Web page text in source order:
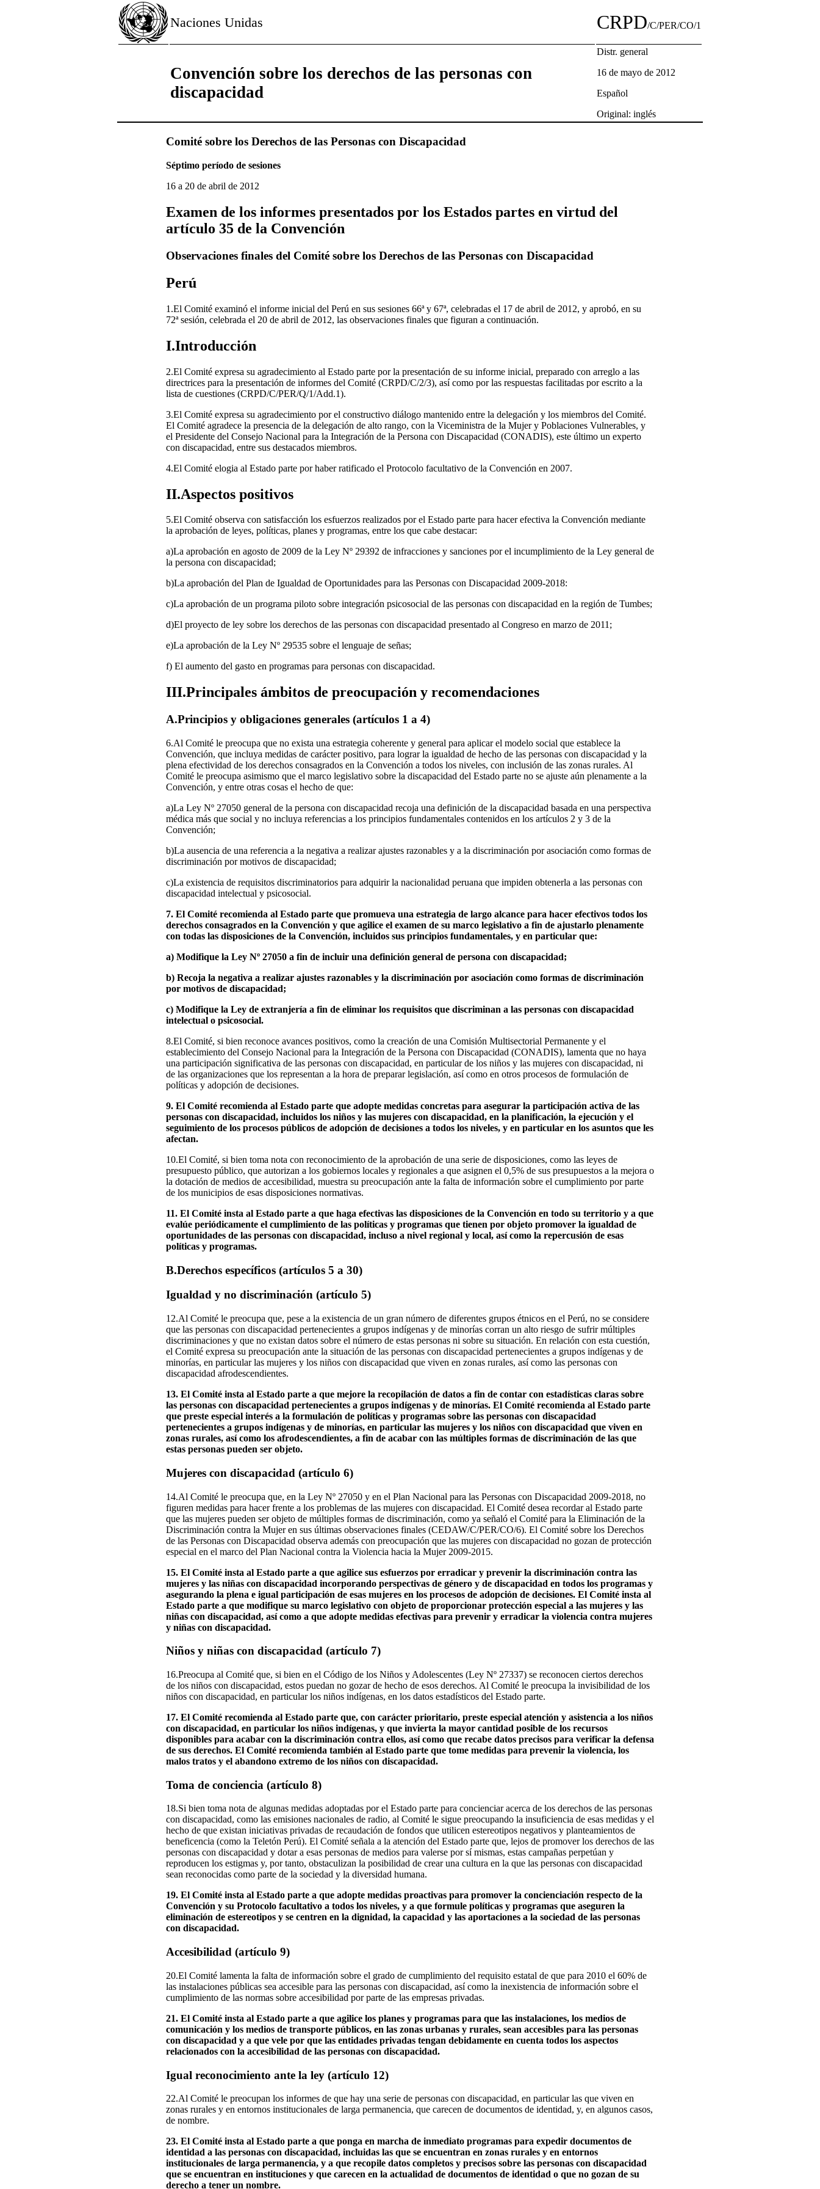
Naciones Unidas CRPD/C/PER/CO/1
Convención sobre los derechos de las personas con
discapacidad
Distr. general
16 de mayo de 2012
Español
Original: inglés
Comité sobre los Derechos de las Personas con Discapacidad
Séptimo período de sesiones
16 a 20 de abril de 2012
Examen de los informes presentados por los Estados partes en virtud del
artículo 35 de la Convención
Observaciones finales del Comité sobre los Derechos de las Personas con Discapacidad
Perú
1.El Comité examinó el informe inicial del Perú en sus sesiones 66ª y 67ª, celebradas el 17 de abril de 2012, y aprobó, en su
72ª sesión, celebrada el 20 de abril de 2012, las observaciones finales que figuran a continuación.
I.Introducción
2.El Comité expresa su agradecimiento al Estado parte por la presentación de su informe inicial, preparado con arreglo a las
directrices para la presentación de informes del Comité (CRPD/C/2/3), así como por las respuestas facilitadas por escrito a la
lista de cuestiones (CRPD/C/PER/Q/1/Add.1).
3.El Comité expresa su agradecimiento por el constructivo diálogo mantenido entre la delegación y los miembros del Comité.
El Comité agradece la presencia de la delegación de alto rango, con la Viceministra de la Mujer y Poblaciones Vulnerables, y
el Presidente del Consejo Nacional para la Integración de la Persona con Discapacidad (CONADIS), este último un experto
con discapacidad, entre sus destacados miembros.
4.El Comité elogia al Estado parte por haber ratificado el Protocolo facultativo de la Convención en 2007.
II.Aspectos positivos
5.El Comité observa con satisfacción los esfuerzos realizados por el Estado parte para hacer efectiva la Convención mediante
la aprobación de leyes, políticas, planes y programas, entre los que cabe destacar:
a)La aprobación en agosto de 2009 de la Ley Nº 29392 de infracciones y sanciones por el incumplimiento de la Ley general de
la persona con discapacidad;
b)La aprobación del Plan de Igualdad de Oportunidades para las Personas con Discapacidad 2009-2018:
c)La aprobación de un programa piloto sobre integración psicosocial de las personas con discapacidad en la región de Tumbes;
d)El proyecto de ley sobre los derechos de las personas con discapacidad presentado al Congreso en marzo de 2011;
e)La aprobación de la Ley Nº 29535 sobre el lenguaje de señas;
f) El aumento del gasto en programas para personas con discapacidad.
III.Principales ámbitos de preocupación y recomendaciones
A.Principios y obligaciones generales (artículos 1 a 4)
6.Al Comité le preocupa que no exista una estrategia coherente y general para aplicar el modelo social que establece la
Convención, que incluya medidas de carácter positivo, para lograr la igualdad de hecho de las personas con discapacidad y la
plena efectividad de los derechos consagrados en la Convención a todos los niveles, con inclusión de las zonas rurales. Al
Comité le preocupa asimismo que el marco legislativo sobre la discapacidad del Estado parte no se ajuste aún plenamente a la
Convención, y entre otras cosas el hecho de que:
a)La Ley Nº 27050 general de la persona con discapacidad recoja una definición de la discapacidad basada en una perspectiva
médica más que social y no incluya referencias a los principios fundamentales contenidos en los artículos 2 y 3 de la
Convención;
b)La ausencia de una referencia a la negativa a realizar ajustes razonables y a la discriminación por asociación como formas de
discriminación por motivos de discapacidad;
c)La existencia de requisitos discriminatorios para adquirir la nacionalidad peruana que impiden obtenerla a las personas con
discapacidad intelectual y psicosocial.
7. El Comité recomienda al Estado parte que promueva una estrategia de largo alcance para hacer efectivos todos los
derechos consagrados en la Convención y que agilice el examen de su marco legislativo a fin de ajustarlo plenamente
con todas las disposiciones de la Convención, incluidos sus principios fundamentales, y en particular que:
a) Modifique la Ley Nº 27050 a fin de incluir una definición general de persona con discapacidad;
b) Recoja la negativa a realizar ajustes razonables y la discriminación por asociación como formas de discriminación
por motivos de discapacidad;
c) Modifique la Ley de extranjería a fin de eliminar los requisitos que discriminan a las personas con discapacidad
intelectual o psicosocial.
8.El Comité, si bien reconoce avances positivos, como la creación de una Comisión Multisectorial Permanente y el
establecimiento del Consejo Nacional para la Integración de la Persona con Discapacidad (CONADIS), lamenta que no haya
una participación significativa de las personas con discapacidad, en particular de los niños y las mujeres con discapacidad, ni
de las organizaciones que los representan a la hora de preparar legislación, así como en otros procesos de formulación de
políticas y adopción de decisiones.
9. El Comité recomienda al Estado parte que adopte medidas concretas para asegurar la participación activa de las
personas con discapacidad, incluidos los niños y las mujeres con discapacidad, en la planificación, la ejecución y el
seguimiento de los procesos públicos de adopción de decisiones a todos los niveles, y en particular en los asuntos que les
afectan.
10.El Comité, si bien toma nota con reconocimiento de la aprobación de una serie de disposiciones, como las leyes de
presupuesto público, que autorizan a los gobiernos locales y regionales a que asignen el 0,5% de sus presupuestos a la mejora o
la dotación de medios de accesibilidad, muestra su preocupación ante la falta de información sobre el cumplimiento por parte
de los municipios de esas disposiciones normativas.
11. El Comité insta al Estado parte a que haga efectivas las disposiciones de la Convención en todo su territorio y a que
evalúe periódicamente el cumplimiento de las políticas y programas que tienen por objeto promover la igualdad de
oportunidades de las personas con discapacidad, incluso a nivel regional y local, así como la repercusión de esas
políticas y programas.
B.Derechos específicos (artículos 5 a 30)
Igualdad y no discriminación (artículo 5)
12.Al Comité le preocupa que, pese a la existencia de un gran número de diferentes grupos étnicos en el Perú, no se considere
que las personas con discapacidad pertenecientes a grupos indígenas y de minorías corran un alto riesgo de sufrir múltiples
discriminaciones y que no existan datos sobre el número de estas personas ni sobre su situación. En relación con esta cuestión,
el Comité expresa su preocupación ante la situación de las personas con discapacidad pertenecientes a grupos indígenas y de
minorías, en particular las mujeres y los niños con discapacidad que viven en zonas rurales, así como las personas con
discapacidad afrodescendientes.
13. El Comité insta al Estado parte a que mejore la recopilación de datos a fin de contar con estadísticas claras sobre
las personas con discapacidad pertenecientes a grupos indígenas y de minorías. El Comité recomienda al Estado parte
que preste especial interés a la formulación de políticas y programas sobre las personas con discapacidad
pertenecientes a grupos indígenas y de minorías, en particular las mujeres y los niños con discapacidad que viven en
zonas rurales, así como los afrodescendientes, a fin de acabar con las múltiples formas de discriminación de las que
estas personas pueden ser objeto.
Mujeres con discapacidad (artículo 6)
14.Al Comité le preocupa que, en la Ley Nº 27050 y en el Plan Nacional para las Personas con Discapacidad 2009-2018, no
figuren medidas para hacer frente a los problemas de las mujeres con discapacidad. El Comité desea recordar al Estado parte
que las mujeres pueden ser objeto de múltiples formas de discriminación, como ya señaló el Comité para la Eliminación de la
Discriminación contra la Mujer en sus últimas observaciones finales (CEDAW/C/PER/CO/6). El Comité sobre los Derechos
de las Personas con Discapacidad observa además con preocupación que las mujeres con discapacidad no gozan de protección
especial en el marco del Plan Nacional contra la Violencia hacia la Mujer 2009-2015.
15. El Comité insta al Estado parte a que agilice sus esfuerzos por erradicar y prevenir la discriminación contra las
mujeres y las niñas con discapacidad incorporando perspectivas de género y de discapacidad en todos los programas y
asegurando la plena e igual participación de esas mujeres en los procesos de adopción de decisiones. El Comité insta al
Estado parte a que modifique su marco legislativo con objeto de proporcionar protección especial a las mujeres y las
niñas con discapacidad, así como a que adopte medidas efectivas para prevenir y erradicar la violencia contra mujeres
y niñas con discapacidad.
Niños y niñas con discapacidad (artículo 7)
16.Preocupa al Comité que, si bien en el Código de los Niños y Adolescentes (Ley Nº 27337) se reconocen ciertos derechos
de los niños con discapacidad, estos puedan no gozar de hecho de esos derechos. Al Comité le preocupa la invisibilidad de los
niños con discapacidad, en particular los niños indígenas, en los datos estadísticos del Estado parte.
17. El Comité recomienda al Estado parte que, con carácter prioritario, preste especial atención y asistencia a los niños
con discapacidad, en particular los niños indígenas, y que invierta la mayor cantidad posible de los recursos
disponibles para acabar con la discriminación contra ellos, así como que recabe datos precisos para verificar la defensa
de sus derechos. El Comité recomienda también al Estado parte que tome medidas para prevenir la violencia, los
malos tratos y el abandono extremo de los niños con discapacidad.
Toma de conciencia (artículo 8)
18.Si bien toma nota de algunas medidas adoptadas por el Estado parte para concienciar acerca de los derechos de las personas
con discapacidad, como las emisiones nacionales de radio, al Comité le sigue preocupando la insuficiencia de esas medidas y el
hecho de que existan iniciativas privadas de recaudación de fondos que utilicen estereotipos negativos y planteamientos de
beneficencia (como la Teletón Perú). El Comité señala a la atención del Estado parte que, lejos de promover los derechos de las
personas con discapacidad y dotar a esas personas de medios para valerse por sí mismas, estas campañas perpetúan y
reproducen los estigmas y, por tanto, obstaculizan la posibilidad de crear una cultura en la que las personas con discapacidad
sean reconocidas como parte de la sociedad y la diversidad humana.
19. El Comité insta al Estado parte a que adopte medidas proactivas para promover la concienciación respecto de la
Convención y su Protocolo facultativo a todos los niveles, y a que formule políticas y programas que aseguren la
eliminación de estereotipos y se centren en la dignidad, la capacidad y las aportaciones a la sociedad de las personas
con discapacidad.
Accesibilidad (artículo 9)
20.El Comité lamenta la falta de información sobre el grado de cumplimiento del requisito estatal de que para 2010 el 60% de
las instalaciones públicas sea accesible para las personas con discapacidad, así como la inexistencia de información sobre el
cumplimiento de las normas sobre accesibilidad por parte de las empresas privadas.
21. El Comité insta al Estado parte a que agilice los planes y programas para que las instalaciones, los medios de
comunicación y los medios de transporte públicos, en las zonas urbanas y rurales, sean accesibles para las personas
con discapacidad y a que vele por que las entidades privadas tengan debidamente en cuenta todos los aspectos
relacionados con la accesibilidad de las personas con discapacidad.
Igual reconocimiento ante la ley (artículo 12)
22.Al Comité le preocupan los informes de que hay una serie de personas con discapacidad, en particular las que viven en
zonas rurales y en entornos institucionales de larga permanencia, que carecen de documentos de identidad, y, en algunos casos,
de nombre.
23. El Comité insta al Estado parte a que ponga en marcha de inmediato programas para expedir documentos de
identidad a las personas con discapacidad, incluidas las que se encuentran en zonas rurales y en entornos
institucionales de larga permanencia, y a que recopile datos completos y precisos sobre las personas con discapacidad
que se encuentran en instituciones y que carecen en la actualidad de documentos de identidad o que no gozan de su
derecho a tener un nombre.